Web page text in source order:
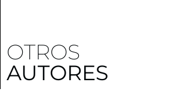
OTROS
AUTORES